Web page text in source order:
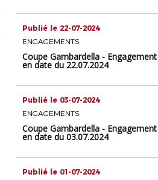
Publié le 22-07-2024
ENGAGEMENTS
Coupe Gambardella - Engagement
en date du 22.07.2024
Publié le 03-07-2024
ENGAGEMENTS
Coupe Gambardella - Engagement
en date du 03.07.2024
Publié le 01-07-2024